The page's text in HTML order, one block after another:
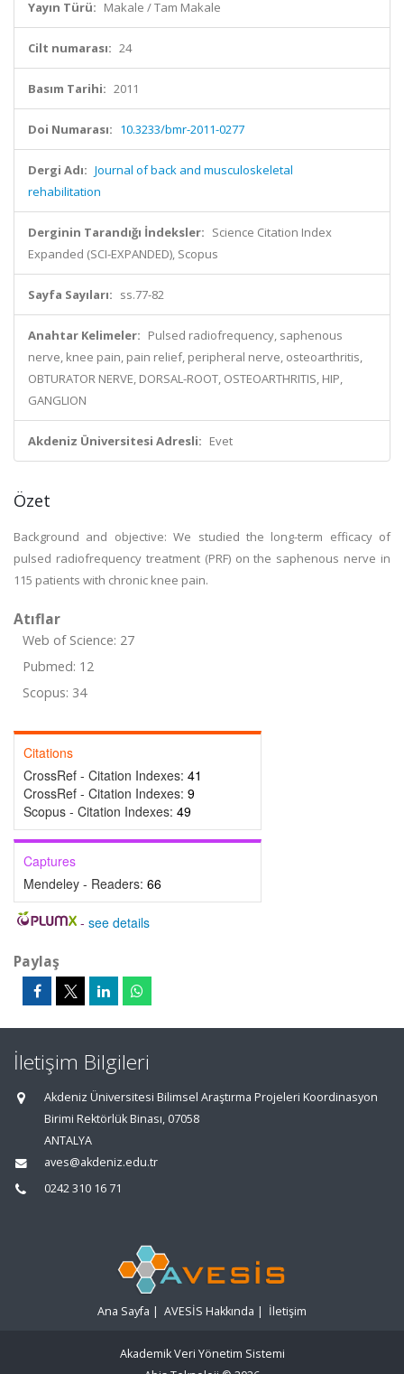
Yayın Türü: Makale / Tam Makale
Cilt numarası: 24
Basım Tarihi: 2011
Doi Numarası: 10.3233/bmr-2011-0277
Dergi Adı: Journal of back and musculoskeletal
rehabilitation
Derginin Tarandığı İndeksler: Science Citation Index
Expanded (SCI-EXPANDED), Scopus
Sayfa Sayıları: ss.77-82
Anahtar Kelimeler: Pulsed radiofrequency, saphenous
nerve, knee pain, pain relief, peripheral nerve, osteoarthritis,
OBTURATOR NERVE, DORSAL-ROOT, OSTEOARTHRITIS, HIP,
GANGLION
Akdeniz Üniversitesi Adresli: Evet
Özet
Background and objective: We studied the long-term efficacy of
pulsed radiofrequency treatment (PRF) on the saphenous nerve in
115 patients with chronic knee pain.
Atıflar
Web of Science: 27
Pubmed: 12
Scopus: 34
Citations
CrossRef - Citation Indexes: 41
CrossRef - Citation Indexes: 9
Scopus - Citation Indexes: 49
Captures
Mendeley - Readers: 66
- see details
Paylaş
İletişim Bilgileri
Akdeniz Üniversitesi Bilimsel Araştırma Projeleri Koordinasyon
Birimi Rektörlük Binası, 07058
ANTALYA
aves@akdeniz.edu.tr
0242 310 16 71
Ana Sayfa | AVESİS Hakkında | İletişim
Akademik Veri Yönetim Sistemi